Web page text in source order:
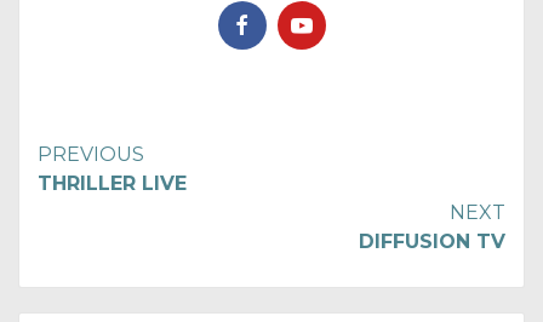
Continue
PREVIOUS
THRILLER LIVE
NEXT
DIFFUSION TV